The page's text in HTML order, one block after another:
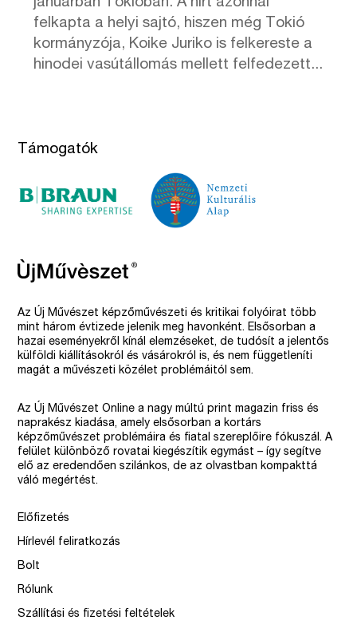
felkapta a helyi sajtó, hiszen még Tokió
kormányzója, Koike Juriko is felkereste a
hinodei vasútállomás mellett felfedezett...
Támogatók
Az Új Művészet képzőművészeti és kritikai folyóirat több
mint három évtizede jelenik meg havonként. Elsősorban a
hazai eseményekről kínál elemzéseket, de tudósít a jelentős
külföldi kiállításokról és vásárokról is, és nem függetleníti
magát a művészeti közélet problémáitól sem.
Az Új Művészet Online a nagy múltú print magazin friss és
naprakész kiadása, amely elsősorban a kortárs
képzőművészet problémáira és fiatal szereplőire fókuszál. A
felület különböző rovatai kiegészítik egymást – így segítve
elő az eredendően szilánkos, de az olvastban kompakttá
váló megértést.
Előfizetés
Hírlevél feliratkozás
Bolt
Rólunk
Szállítási és fizetési feltételek